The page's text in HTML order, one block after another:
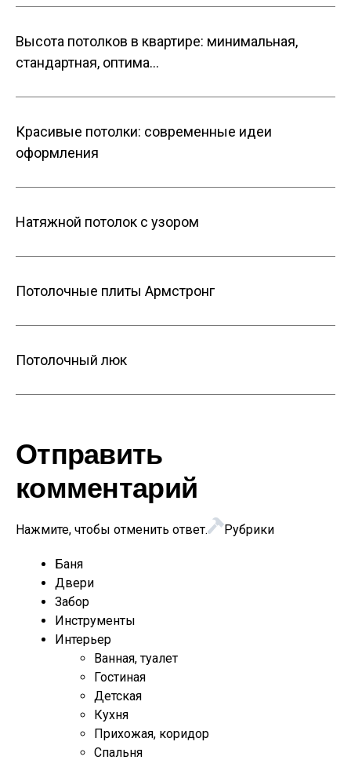
Высота потолков в квартире: минимальная,
стандартная, оптима…
Красивые потолки: современные идеи
оформления
Натяжной потолок с узором
Потолочные плиты Армстронг
Потолочный люк
Отправить
комментарий
Нажмите, чтобы отменить ответ. Рубрики
Баня
Двери
Забор
Инструменты
Интерьер
Ванная, туалет
Гостиная
Детская
Кухня
Прихожая, коридор
Спальня